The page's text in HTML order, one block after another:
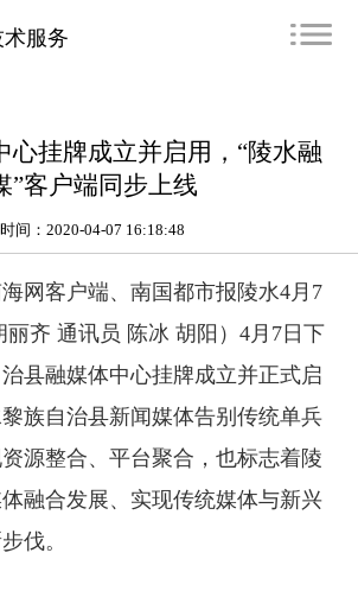
术服务
心挂牌成立并启用，“陵水融
”客户端同步上线
时间：2020-04-07 16:18:48
网客户端、南国都市报陵水4月7
丽齐 通讯员 陈冰 胡阳）4月7日下
县融媒体中心挂牌成立并正式启
族自治县新闻媒体告别传统单兵
源整合、平台聚合，也标志着陵
融合发展、实现传统媒体与新兴
伐。